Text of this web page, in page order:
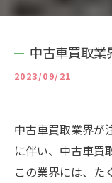
中古車買取業
2023/09/21
中古車買取業界が
に伴い、中古車買
この業界には、た